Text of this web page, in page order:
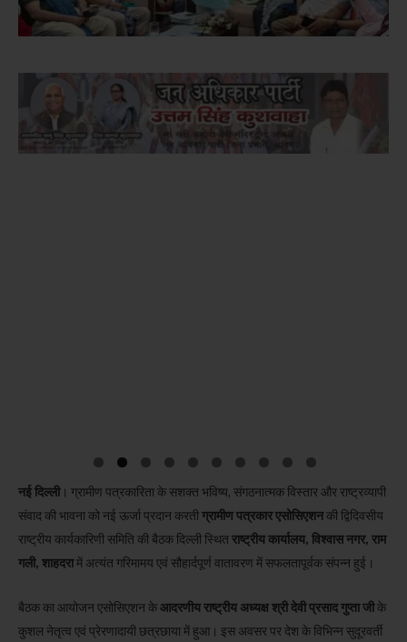
नई दिल्ली। ग्रामीण पत्रकारिता के सशक्त भविष्य, संगठनात्मक विस्तार और राष्ट्रव्यापी
संवाद की भावना को नई ऊर्जा प्रदान करतीग्रामीण पत्रकार एसोसिएशनकी द्विदिवसीय
राष्ट्रीय कार्यकारिणी समिति की बैठक दिल्ली स्थितराष्ट्रीय कार्यालय, विश्वास नगर, राम
गली, शाहदरामें अत्यंत गरिमामय एवं सौहार्दपूर्ण वातावरण में सफलतापूर्वक संपन्न हुई।
बैठक का आयोजन एसोसिएशन केआदरणीय राष्ट्रीय अध्यक्ष श्री देवी प्रसाद गुप्ता जीके
कुशल नेतृत्व एवं प्रेरणादायी छत्रछाया में हुआ। इस अवसर पर देश के विभिन्न सुदूरवर्ती